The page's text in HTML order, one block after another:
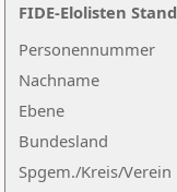
Nachname
Ebene
Personennummer
Bundesland
Spgem./Kreis/Verein
FIDE-Elolisten Stand